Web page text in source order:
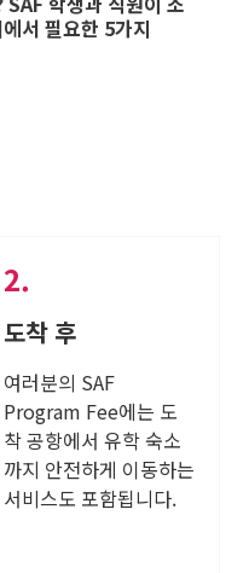
서 필요한 5가지
도착 후
여러분의 SAF
Program Fee에는 도
착 공항에서 유학 숙소
까지 안전하게 이동하는
서비스도 포함됩니다.